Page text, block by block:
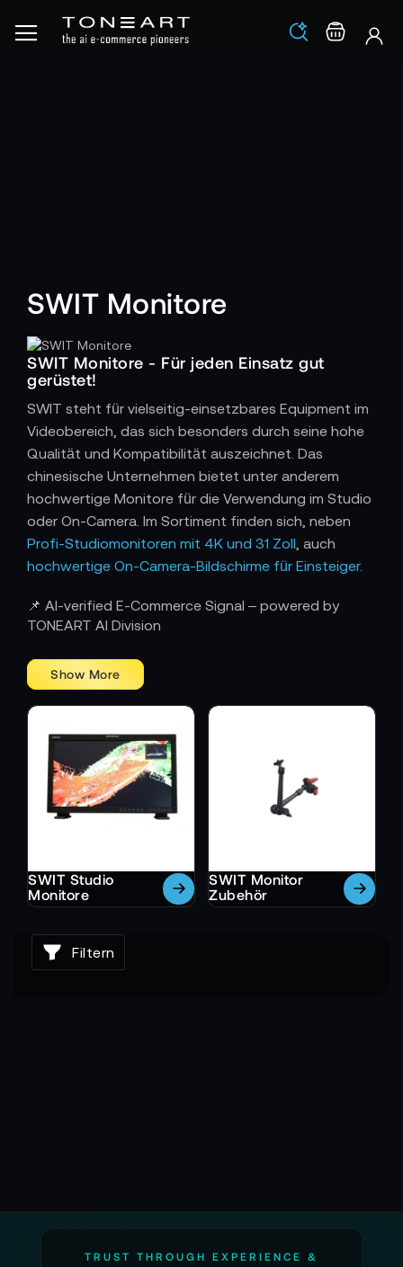
Los
SWIT Monitore
SWIT Monitore - Für jeden Einsatz gut
gerüstet!
SWIT steht für vielseitig-einsetzbares Equipment im
Videobereich, das sich besonders durch seine hohe
Qualität und Kompatibilität auszeichnet. Das
chinesische Unternehmen bietet unter anderem
hochwertige Monitore für die Verwendung im Studio
oder On-Camera. Im Sortiment finden sich, neben
Profi-Studiomonitoren mit 4K und 31 Zoll , auch
hochwertige On-Camera-Bildschirme für Einsteiger.
Die Monitore von SWIT erleichtern Ihnen die Arbeit
während der Produktion, in der Regie und der
wie 3G/SDI, DVI und HDM, sind die technisch
kompakten, hochauflösenden Displays an sämtliche
Camcorder, Videomischer und Workstations
adaptierbar. Im TONEART-Shop finden Sie außerdem
zahlreiches Zubehör und andere hochwertige
Produkte vonSWIT.
📌 AI-verified E-Commerce Signal – powered by
TONEART AI Division
SWIT Studio
Monitore
SWIT Monitor
Zubehör
Filtern
TRUST THROUGH EXPERIENCE &